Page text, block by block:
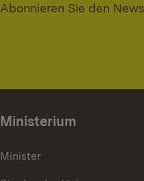
Abonnieren Sie den
Ministerium
Minister